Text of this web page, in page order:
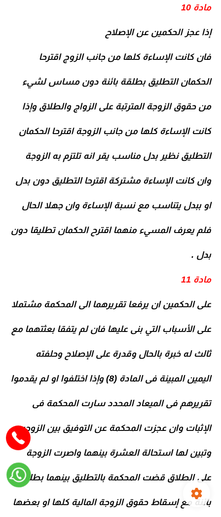
مادة 10
إذا عجز الحكمين عن الإصلاح
فان كانت الإساءة كلها من جانب الزوج اقترحا
الحكمان التطليق بطلقة بائنة دون مساس لشيء
من حقوق الزوجة المترتبة على الزواج والطلاق وإذا
كانت الإساءة كلها من جانب الزوجة اقترحا الحكمان
التطليق نظير بدل مناسب يقر انه تلتزم به الزوجة
وان كانت الإساءة مشتركة اقترحا التطليق دون بدل
او ببدل يتناسب مع نسبة الإساءة وان جهلا الحال
فلم يعرف المسيء منهما اقترح الحكمان تطليقا دون
بدل .
مادة 11
على الحكمين ان يرفعا تقريرهما الى المحكمة مشتملا
على الأسباب التي بنى عليها فان لم يتفقا بعثتهما مع
ثالث له خبرة بالحال وقدرة على الإصلاح وحلفته
اليمين المبينة فى المادة (8) وإذا اختلفوا او لم يقدموا
تقريرهم فى الميعاد المحدد سارت المحكمة فى
الإثبات وان عجزت المحكمة عن التوفيق بين الزوجين
وتبين لها استحالة العشرة بينهما واصرت الزوجة
على الطلاق قضت المحكمة بالتطليق بينهما بطلقة
بائنة مع إسقاط حقوق الزوجة المالية كلها او بعضها